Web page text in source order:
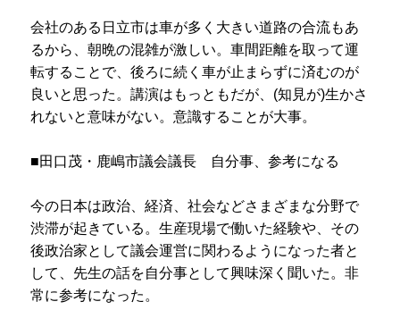
会社のある日立市は車が多く大きい道路の合流もあ
るから、朝晩の混雑が激しい。車間距離を取って運
転することで、後ろに続く車が止まらずに済むのが
良いと思った。講演はもっともだが、(知見が)生かさ
れないと意味がない。意識することが大事。
■田口茂・鹿嶋市議会議長 自分事、参考になる
今の日本は政治、経済、社会などさまざまな分野で
渋滞が起きている。生産現場で働いた経験や、その
後政治家として議会運営に関わるようになった者と
して、先生の話を自分事として興味深く聞いた。非
常に参考になった。